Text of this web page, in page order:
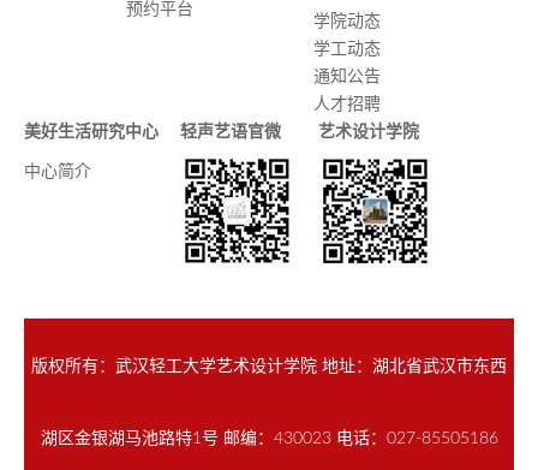
预约平台
学院动态
学工动态
通知公告
人才招聘
美好生活研究中心
中心简介
轻声艺语官微 艺术设计学院
版权所有：武汉轻工大学艺术设计学院 地址：湖北省武汉市东西
湖区金银湖马池路特1号 邮编：430023 电话：027-85505186